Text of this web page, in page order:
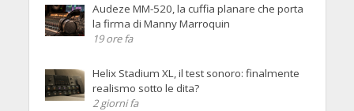
Audeze MM-520, la cuffia planare che porta
la firma di Manny Marroquin
19 ore fa
Helix Stadium XL, il test sonoro: finalmente
realismo sotto le dita?
2 giorni fa